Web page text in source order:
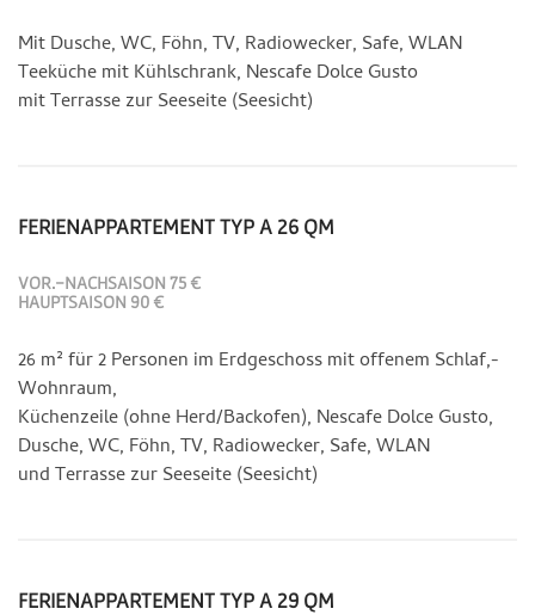
Mit Dusche, WC, Föhn, TV, Radiowecker, Safe, WLAN
Teeküche mit Kühlschrank, Nescafe Dolce Gusto
mit Terrasse zur Seeseite (Seesicht)
FERIENAPPARTEMENT TYP A 26 QM
VOR.-NACHSAISON 75 €
HAUPTSAISON 90 €
26 m² für 2 Personen im Erdgeschoss mit offenem Schlaf,-
Wohnraum,
Küchenzeile (ohne Herd/Backofen), Nescafe Dolce Gusto,
Dusche, WC, Föhn, TV, Radiowecker, Safe, WLAN
und Terrasse zur Seeseite (Seesicht)
FERIENAPPARTEMENT TYP A 29 QM